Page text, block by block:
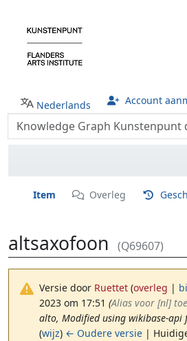
Nederlands Account
Item Overleg
altsaxofoon (Q69607)
Versie door Ruettet (overleg |
2023 om 17:51 (‎Alias voor [nl]
alto, Modified using wikibase-api
(wijz) ← Oudere versie |